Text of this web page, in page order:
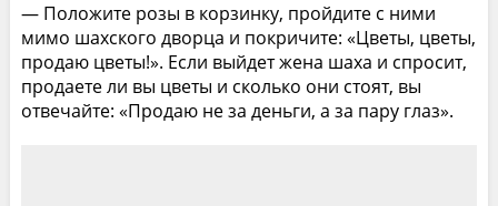
— Положите розы в корзинку, пройдите с ними
мимо шахского дворца и покричите: «Цветы, цветы,
продаю цветы!». Если выйдет жена шаха и спросит,
продаете ли вы цветы и сколько они стоят, вы
отвечайте: «Продаю не за деньги, а за пару глаз».